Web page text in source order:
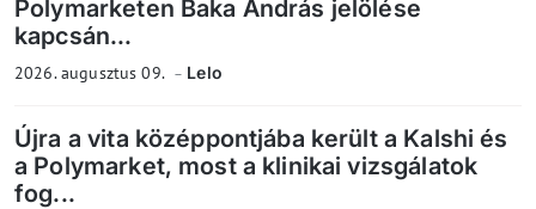
Polymarketen Baka András jelölése
kapcsán...
2026. augusztus 09. Lelo
Újra a vita középpontjába került a Kalshi és
a Polymarket, most a klinikai vizsgálatok
fog...